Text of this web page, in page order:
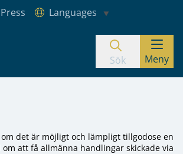
Press
Languages
Sök Meny
det är möjligt och lämpligt tillgodose en
om att få allmänna handlingar skickade via